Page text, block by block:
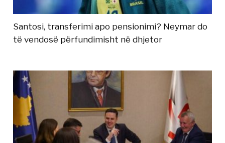
Santosi, transferimi apo pensionimi? Neymar do
të vendosë përfundimisht në dhjetor